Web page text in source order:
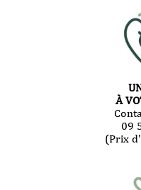
À
09
(Prix